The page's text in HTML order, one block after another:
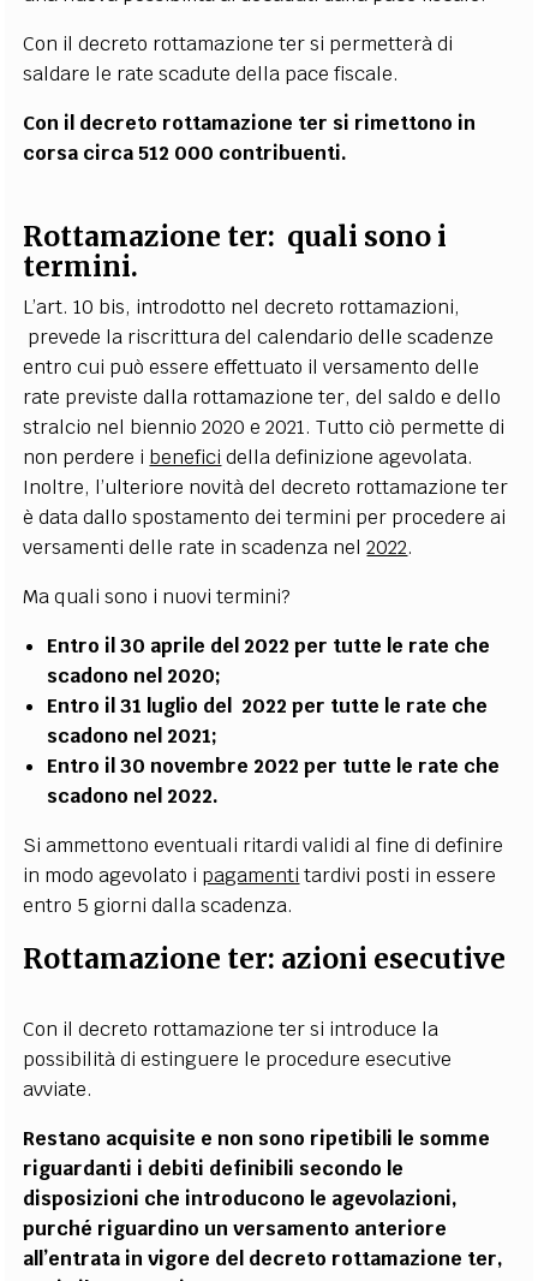
Con il decreto rottamazione ter si permetterà di
saldare le rate scadute della pace fiscale.
Con il decreto rottamazione ter si rimettono in
corsa circa 512 000 contribuenti.
Rottamazione ter: quali sono i
termini.
L’art. 10 bis, introdotto nel decreto rottamazioni,
prevede la riscrittura del calendario delle scadenze
entro cui può essere effettuato il versamento delle
rate previste dalla rottamazione ter, del saldo e dello
stralcio nel biennio 2020 e 2021. Tutto ciò permette di
non perdere i benefici della definizione agevolata.
Inoltre, l’ulteriore novità del decreto rottamazione ter
è data dallo spostamento dei termini per procedere ai
versamenti delle rate in scadenza nel2022.
Ma quali sono i nuovi termini?
Entro il 30 aprile del 2022 per tutte le rate che
scadono nel 2020;
Entro il 31 luglio del 2022 per tutte le rate che
scadono nel 2021;
Entro il 30 novembre 2022 per tutte le rate che
scadono nel 2022.
Si ammettono eventuali ritardi validi al fine di definire
in modo agevolato i pagamenti tardivi posti in essere
entro 5 giorni dalla scadenza.
Rottamazione ter: azioni esecutive
Con il decreto rottamazione ter si introduce la
possibilità di estinguere le procedure esecutive
avviate.
Restano acquisite e non sono ripetibili le somme
riguardanti i debiti definibili secondo le
disposizioni che introducono le agevolazioni,
purché riguardino un versamento anteriore
all’entrata in vigore del decreto rottamazione ter,